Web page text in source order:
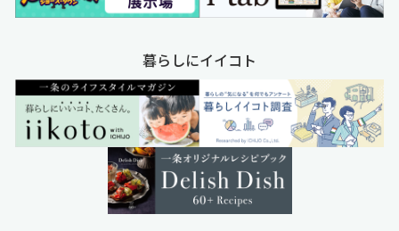
暮らしにイイコト